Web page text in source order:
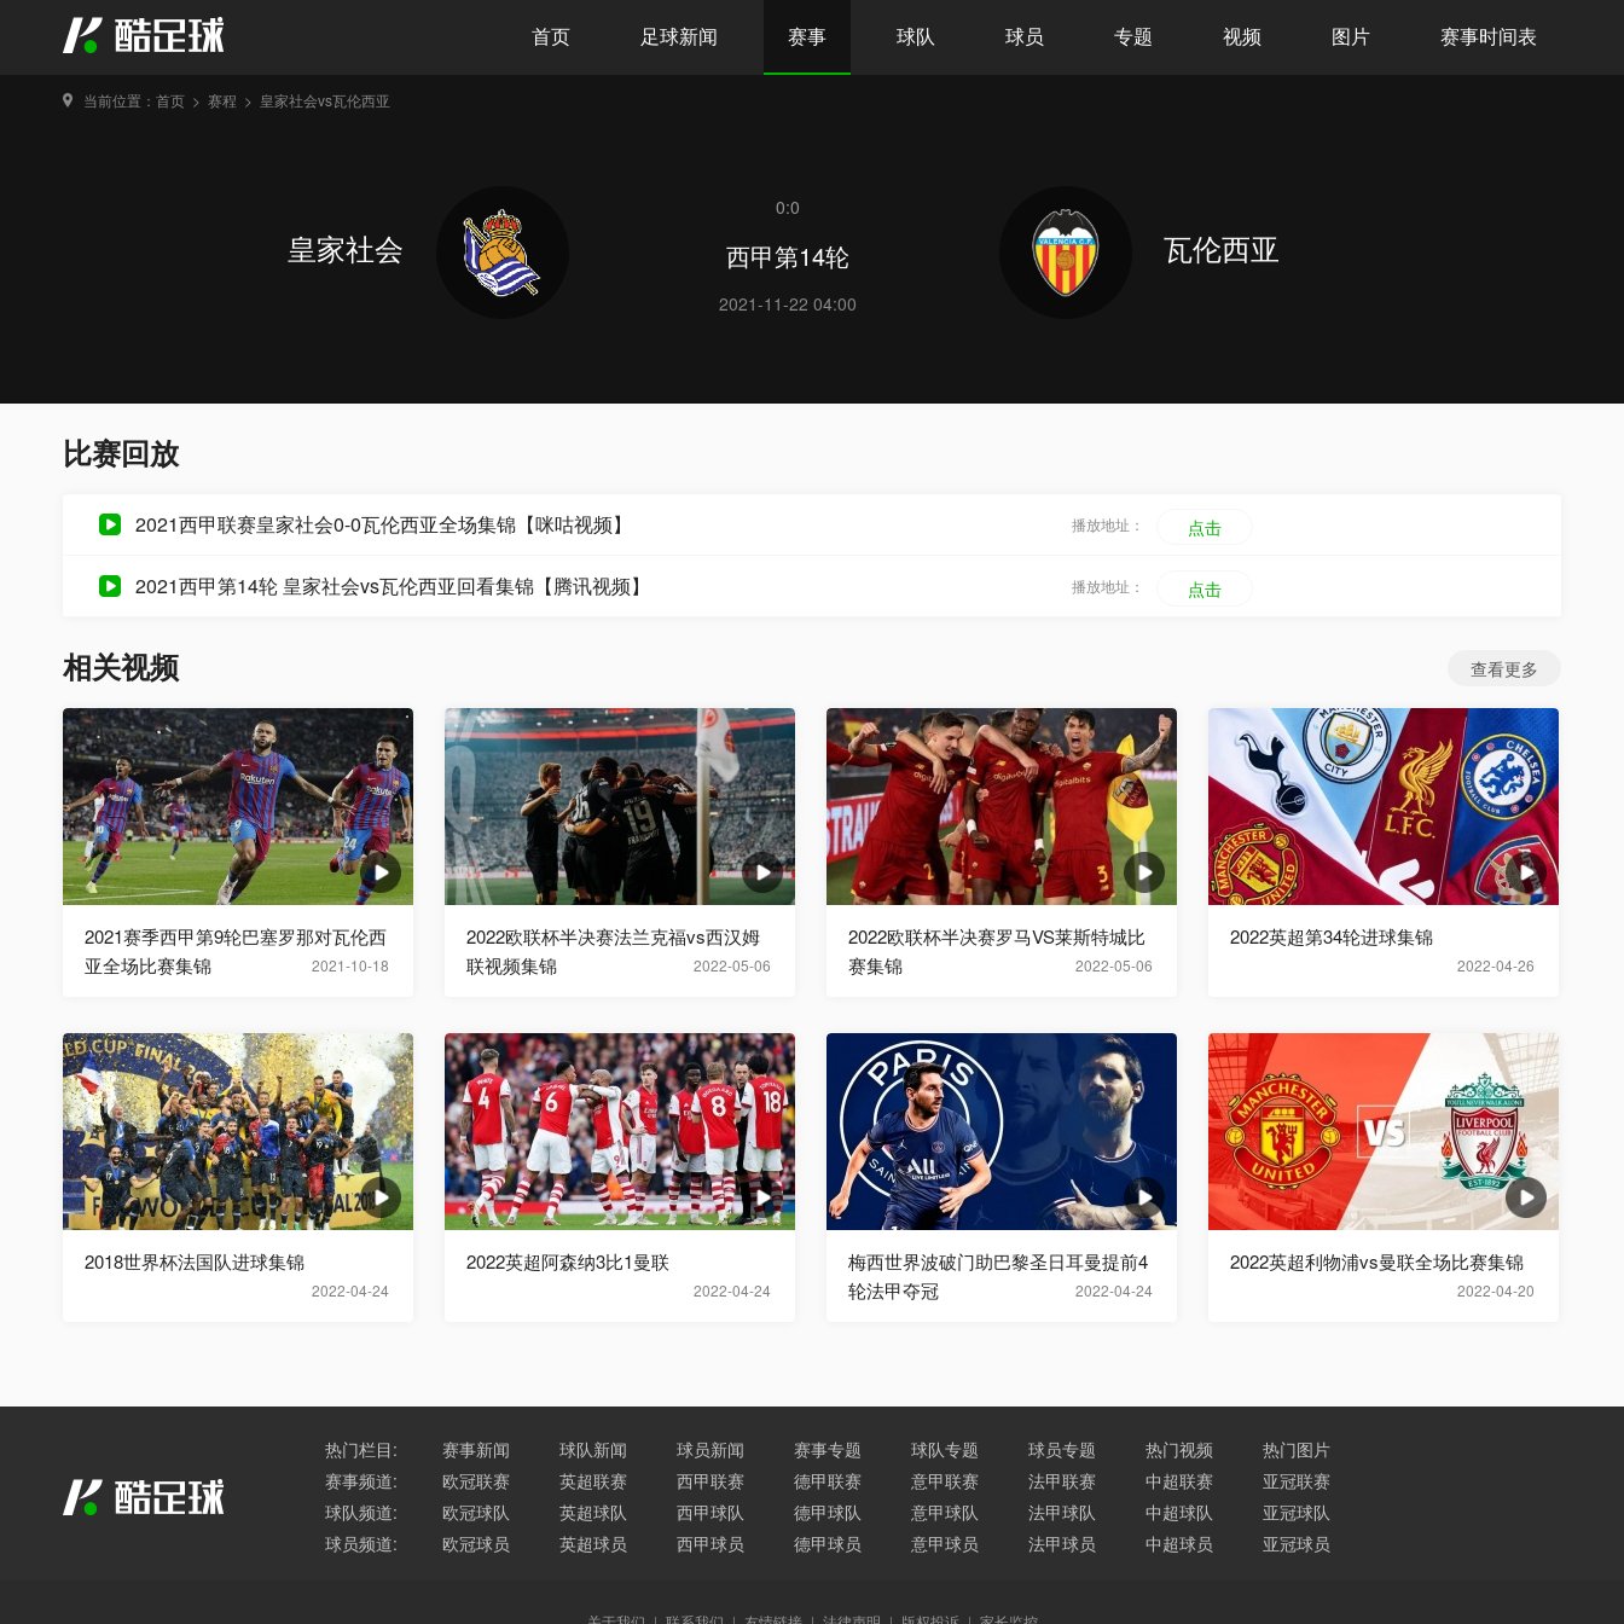
首页 足球新闻 赛事 球队 球员 专题 视频 图片 赛事时间表
当前位置： 首页 > 赛程 > 皇家社会vs瓦伦西亚
皇家社会
0:0
西甲第14轮
2021-11-22 04:00
瓦伦西亚
比赛回放
2021西甲联赛皇家社会0-0瓦伦西亚全场集锦【咪咕视频】 播放地址： 点击
2021西甲第14轮 皇家社会vs瓦伦西亚回看集锦【腾讯视频】 播放地址： 点击
相关视频 查看更多
2021-10-18
2021赛季西甲第9轮巴塞罗那对瓦伦西
亚全场比赛集锦
2022-05-06
2022欧联杯半决赛法兰克福vs西汉姆
联视频集锦
2022-05-06
2022欧联杯半决赛罗马VS莱斯特城比
赛集锦
2022-04-26
2022英超第34轮进球集锦
2022-04-24
2018世界杯法国队进球集锦
2022-04-24
2022英超阿森纳3比1曼联
2022-04-24
梅西世界波破门助巴黎圣日耳曼提前4
轮法甲夺冠
2022-04-20
2022英超利物浦vs曼联全场比赛集锦
热门栏目: 赛事新闻 球队新闻 球员新闻 赛事专题 球队专题 球员专题 热门视频
热门图片
赛事频道:
欧冠联赛 英超联赛 西甲联赛 德甲联赛 意甲联赛 法甲联赛 中超联赛
亚冠联赛
球队频道:
欧冠球队 英超球队 西甲球队 德甲球队 意甲球队 法甲球队 中超球队
亚冠球队
球员频道:
欧冠球员 英超球员 西甲球员 德甲球员 意甲球员 法甲球员 中超球员 亚冠球员